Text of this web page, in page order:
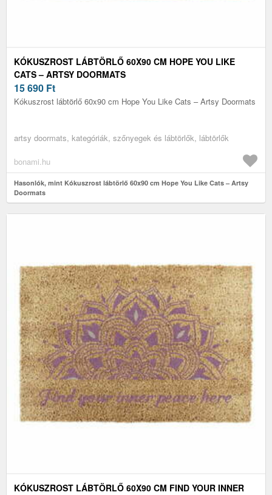
KÓKUSZROST LÁBTÖRLŐ 60X90 CM HOPE YOU LIKE
CATS – ARTSY DOORMATS
15 690 Ft
Kókuszrost lábtörlő 60x90 cm Hope You Like Cats – Artsy Doormats
artsy doormats, kategóriák, szőnyegek és lábtörlők, lábtörlők
bonami.hu
Hasonlók, mint Kókuszrost lábtörlő 60x90 cm Hope You Like Cats – Artsy
Doormats
KÓKUSZROST LÁBTÖRLŐ 60X90 CM FIND YOUR INNER